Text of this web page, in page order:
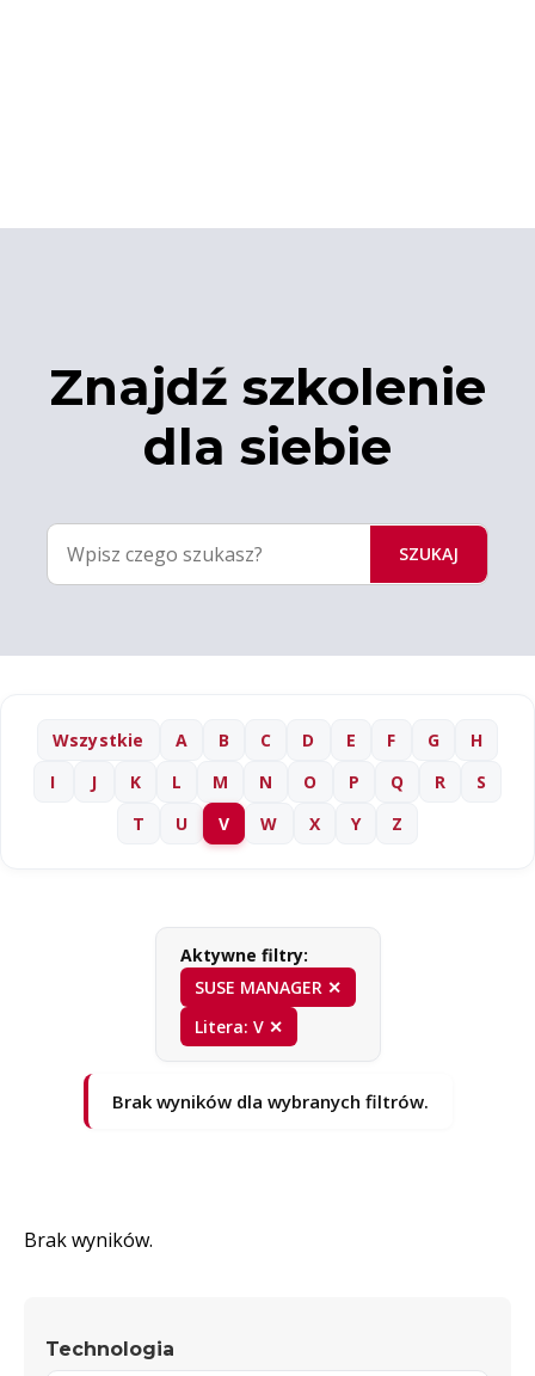
Znajdź szkolenie
dla siebie
SZUKAJ
Wszystkie A B C D E F G
H
I
J K L M N O P Q R
S
T
U V W X Y Z
Aktywne filtry:
SUSE MANAGER ✕
Litera: V ✕
Brak wyników dla wybranych filtrów.
Brak wyników.
Technologia